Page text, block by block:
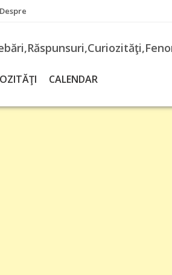
Despre
CALENDAR